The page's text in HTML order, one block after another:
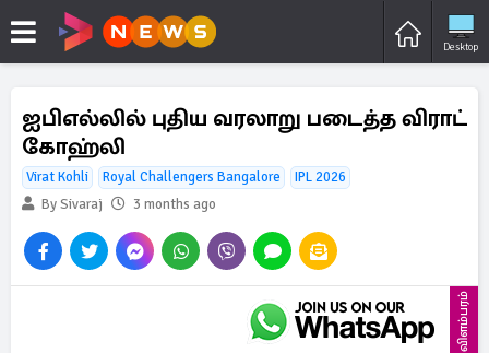
Desktop
ஐபிஎல்லில் புதிய வரலாறு படைத்த விராட்
கோஹ்லி
Virat Kohli Royal Challengers Bangalore
IPL 2026
By Sivaraj
3 months ago
விளம்பரம்